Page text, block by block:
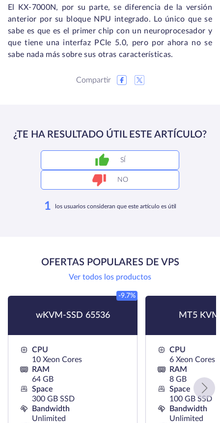
El KX-7000N, por su parte, se diferencia de la versión
anterior por su bloque NPU integrado. Lo único que se
sabe es que es el primer chip con un neuroprocesador y
que tiene una interfaz PCIe 5.0, pero por ahora no se
sabe nada más sobre sus otras características.
Compartir
¿TE HA RESULTADO ÚTIL ESTE ARTÍCULO?
SÍ
NO
1 los usuarios consideran que este artículo es útil
OFERTAS POPULARES DE VPS
Ver todos los productos
wKVM-SSD 65536
-9.7%
CPU
10 Xeon Cores
RAM
64 GB
Space
300 GB SSD
Bandwidth
Unlimited
MT5
CPU
6 Xeon Cores
RAM
8 GB
Space
100 GB SSD
Bandwidth
Unlimited